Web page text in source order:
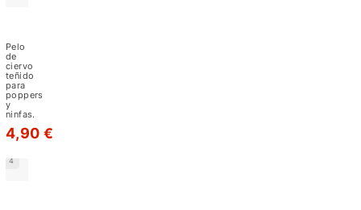
para
las
colas
de
algunas
ninfas
Ciervo
Teñido
Pelo
de
ciervo
teñido
para
poppers
y
ninfas.
4,90 €
4